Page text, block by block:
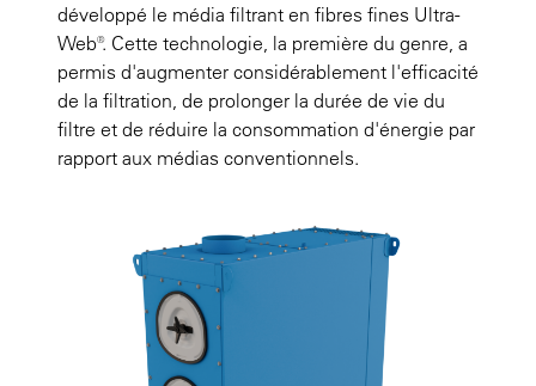
développé le média filtrant en fibres fines Ultra-
Web®. Cette technologie, la première du genre, a
permis d'augmenter considérablement l'efficacité
de la filtration, de prolonger la durée de vie du
filtre et de réduire la consommation d'énergie par
rapport aux médias conventionnels.